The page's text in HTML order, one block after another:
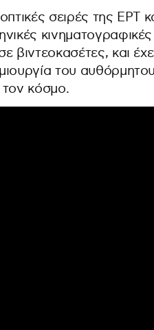
σειρές της ΕΡΤ
και
του αυθόρμητου
κόσμο.